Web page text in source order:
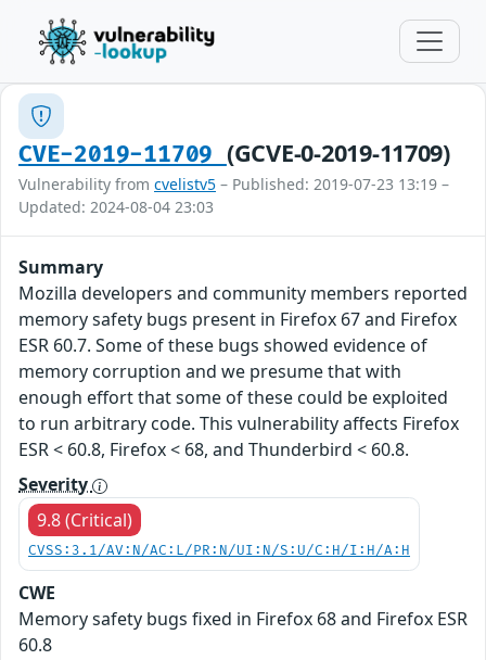
CVE-2019-11709 (GCVE-0-2019-11709)
Vulnerability from cvelistv5 – Published: 2019-07-23 13:19 –
Updated: 2024-08-04 23:03
Summary
Mozilla developers and community members reported
memory safety bugs present in Firefox 67 and Firefox
ESR 60.7. Some of these bugs showed evidence of
memory corruption and we presume that with
enough effort that some of these could be exploited
to run arbitrary code. This vulnerability affects Firefox
ESR < 60.8, Firefox < 68, and Thunderbird < 60.8.
Severity
9.8 (Critical)
CVSS:3.1/AV:N/AC:L/PR:N/UI:N/S:U/C:H/I:H/A:H
CWE
Memory safety bugs fixed in Firefox 68 and Firefox ESR
60.8